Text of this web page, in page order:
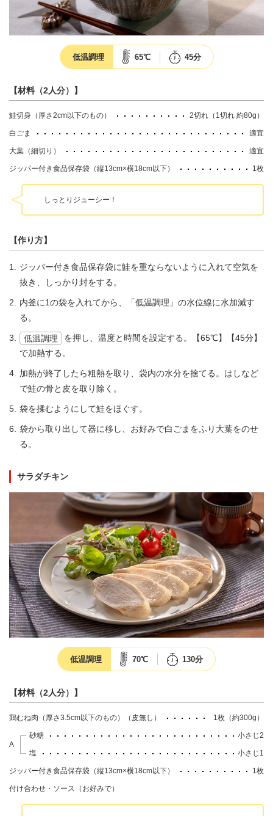
低温調理 65℃ 45分
【材料（2人分）】
鮭切身（厚さ2cm以下のもの） 2切れ（1切れ 約80g）
白ごま 適宜
大葉（細切り） 適宜
ジッパー付き食品保存袋（縦13cm×横18cm以下） 1枚
しっとりジューシー！
【作り方】
ジッパー付き食品保存袋に鮭を重ならないように入れて空気を
抜き、しっかり封をする。
内釜に1の袋を入れてから、「低温調理」の水位線に水加減す
る。
低温調理
を押し、温度と時間を設定する。【65℃】【45分】
で加熱する。
加熱が終了したら粗熱を取り、袋内の水分を捨てる。はしなど
で鮭の骨と皮を取り除く。
袋を揉むようにして鮭をほぐす。
袋から取り出して器に移し、お好みで白ごまをふり大葉をのせ
る。
サラダチキン
低温調理 70℃ 130分
【材料（2人分）】
鶏むね肉（厚さ3.5cm以下のもの）（皮無し） 1枚（約300g）
A
砂糖 小さじ2
塩 小さじ1
ジッパー付き食品保存袋（縦13cm×横18cm以下） 1枚
付け合わせ・ソース（お好みで）